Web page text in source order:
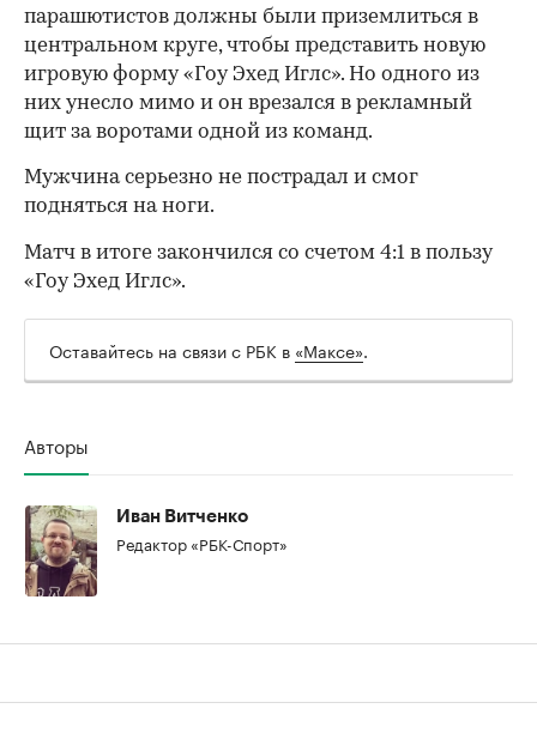
парашютистов должны были приземлиться в
центральном круге, чтобы представить новую
игровую форму «Гоу Эхед Иглс». Но одного из
них унесло мимо и он врезался в рекламный
щит за воротами одной из команд.
Мужчина серьезно не пострадал и смог
подняться на ноги.
Матч в итоге закончился со счетом 4:1 в пользу
«Гоу Эхед Иглс».
Оставайтесь на связи с РБК в «Максе».
Авторы
Иван Витченко
Редактор «РБК-Спорт»